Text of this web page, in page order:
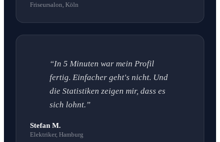
Friseursalon, Köln
“In 5 Minuten war mein Profil
fertig. Einfacher geht's nicht. Und
die Statistiken zeigen mir, dass es
sich lohnt.”
Stefan M.
Elektriker, Hamburg